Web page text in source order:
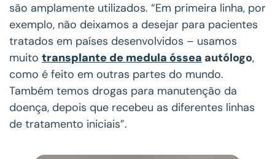
são amplamente utilizados. “Em primeira linha, por
exemplo, não deixamos a desejar para pacientes
tratados em países desenvolvidos – usamos
muito transplante de medula óssea autólogo,
como é feito em outras partes do mundo.
Também temos drogas para manutenção da
doença, depois que recebeu as diferentes linhas
de tratamento iniciais”.